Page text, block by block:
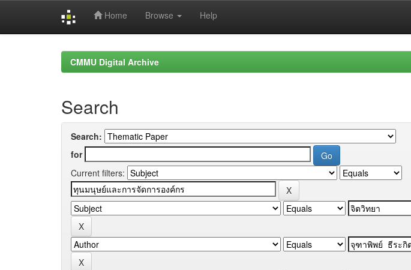
Home Browse Help
CMMU Digital Archive
Search
Search:
for
Current filters: